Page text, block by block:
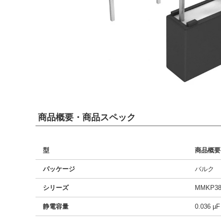
商品概要・商品スペック
型 商品概要
パッケージ バルク
シリーズ
静電容量 0.036 µF